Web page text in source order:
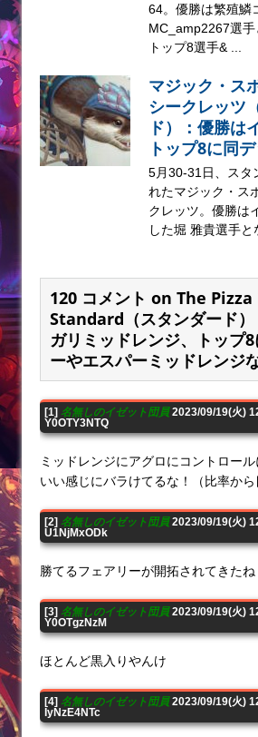
64。優勝は繁殖鱗
MC_amp2267選手
トップ8選手& ...
マジック・ス
シークレッツ
ド）：優勝は
トップ8に同
5月30-31日、スタ
れたマジック・ス
クレッツ。優勝は
した堀 雅貴選手と
120 コメント on The
Standard（スタンダード）
ガリミッドレンジ、トップ
ーやエスパーミッドレンジ
[1] 名無しのイゼット団員2023/09/19(火)
Y0OTY3NTQ
ミッドレンジにアグロにコントロー
いい感じにバラけてるな！（比率から
[2] 名無しのイゼット団員2023/09/19(火)
U1NjMxODk
勝てるフェアリーが開拓されてきたね
[3] 名無しのイゼット団員2023/09/19(火)
Y0OTgzNzM
ほとんど黒入りやんけ
[4] 名無しのイゼット団員2023/09/19(火)
IyNzE4NTc